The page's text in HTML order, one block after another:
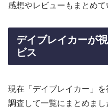
感想やレビューもまとめて
デイブレイカーが
ビス
現在「デイブレイカー」
調査して一覧にまとめま